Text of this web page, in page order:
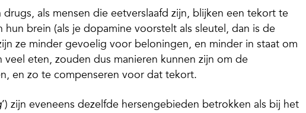
drugs, als mensen die eetverslaafd zijn, blijken een tekort te
brein (als je dopamine voorstelt als sleutel, dan is de
ze minder gevoelig voor beloningen, en minder in staat om
eten, zouden dus manieren kunnen zijn om de
en zo te compenseren voor dat tekort.
’) zijn eveneens dezelfde hersengebieden betrokken als bij het